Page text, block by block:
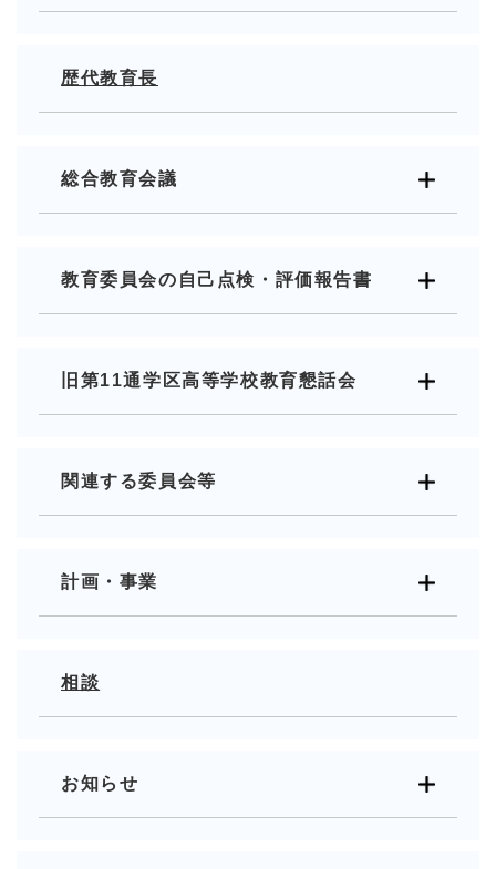
歴代教育長
総合教育会議
教育委員会の自己点検・評価報告書
旧第11通学区高等学校教育懇話会
関連する委員会等
計画・事業
相談
お知らせ